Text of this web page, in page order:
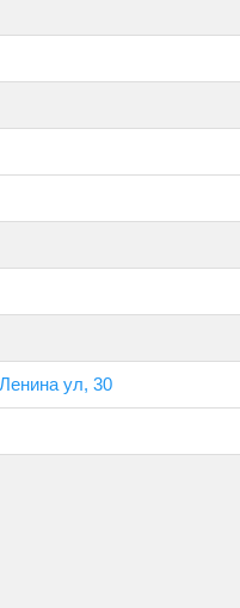
ул, 30